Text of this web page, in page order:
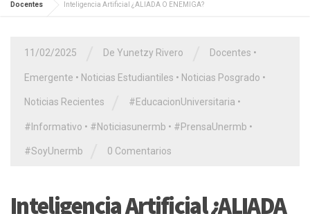
Docentes Inteligencia Artificial ¿ALIADA O ENEMIGA?
11/02/2025 De Yunetzy Rivero Docentes •
Emergente • Noticias Estudiantiles • Noticias Posgrado •
Noticias Recientes #EducacionUniversitaria •
#Informativo • #Noticiasunermb • #PrensaUnermb •
#SoyUnermb 0 Comentarios
Inteligencia Artificial ¿ALIADA